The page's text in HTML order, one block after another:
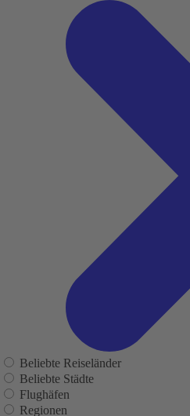
Beliebte Reiseländer
Beliebte Städte
Flughäfen
Regionen